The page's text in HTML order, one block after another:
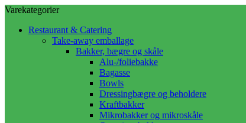
Varekategorier
Restaurant & Catering
Take-away emballage
Bakker, bægre og skåle
Alu-/foliebakke
Bagasse
Bowls
Dressingbægre og beholdere
Kraftbakker
Mikrobakker og mikroskåle